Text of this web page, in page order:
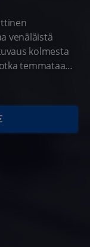
venäläistä
kolmesta
temmataan
taistelua ja
sääntöjä ja
raakuus ja
ystävyksistä
jotka henkisesti